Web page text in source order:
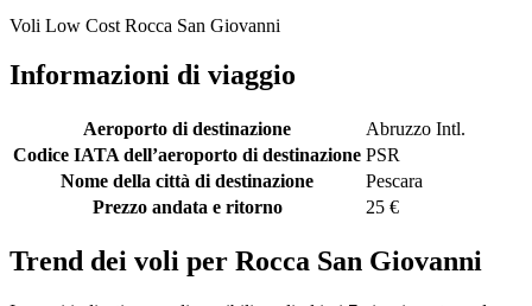
Voli Low Cost Rocca San Giovanni
Informazioni di viaggio
Aeroporto di destinazione
Abruzzo Intl.
Codice IATA dell’aeroporto di destinazione PSR
Nome della città di destinazione
Pescara
Prezzo andata e ritorno
25 €
Trend dei voli per Rocca San Giovanni